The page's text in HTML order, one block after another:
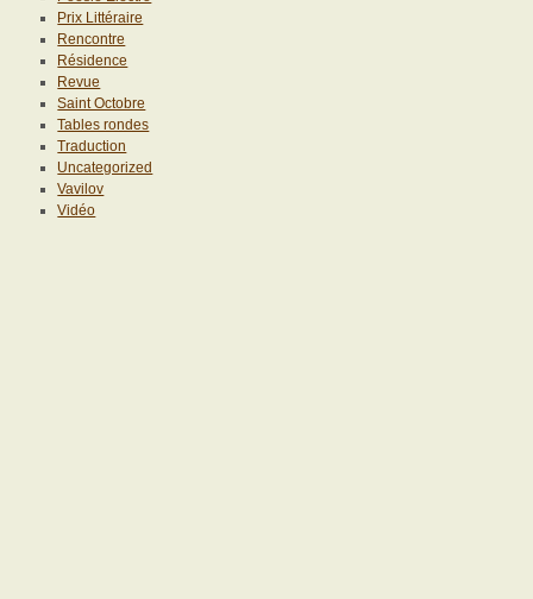
Prix Littéraire
Rencontre
Résidence
Revue
Saint Octobre
Tables rondes
Traduction
Uncategorized
Vavilov
Vidéo